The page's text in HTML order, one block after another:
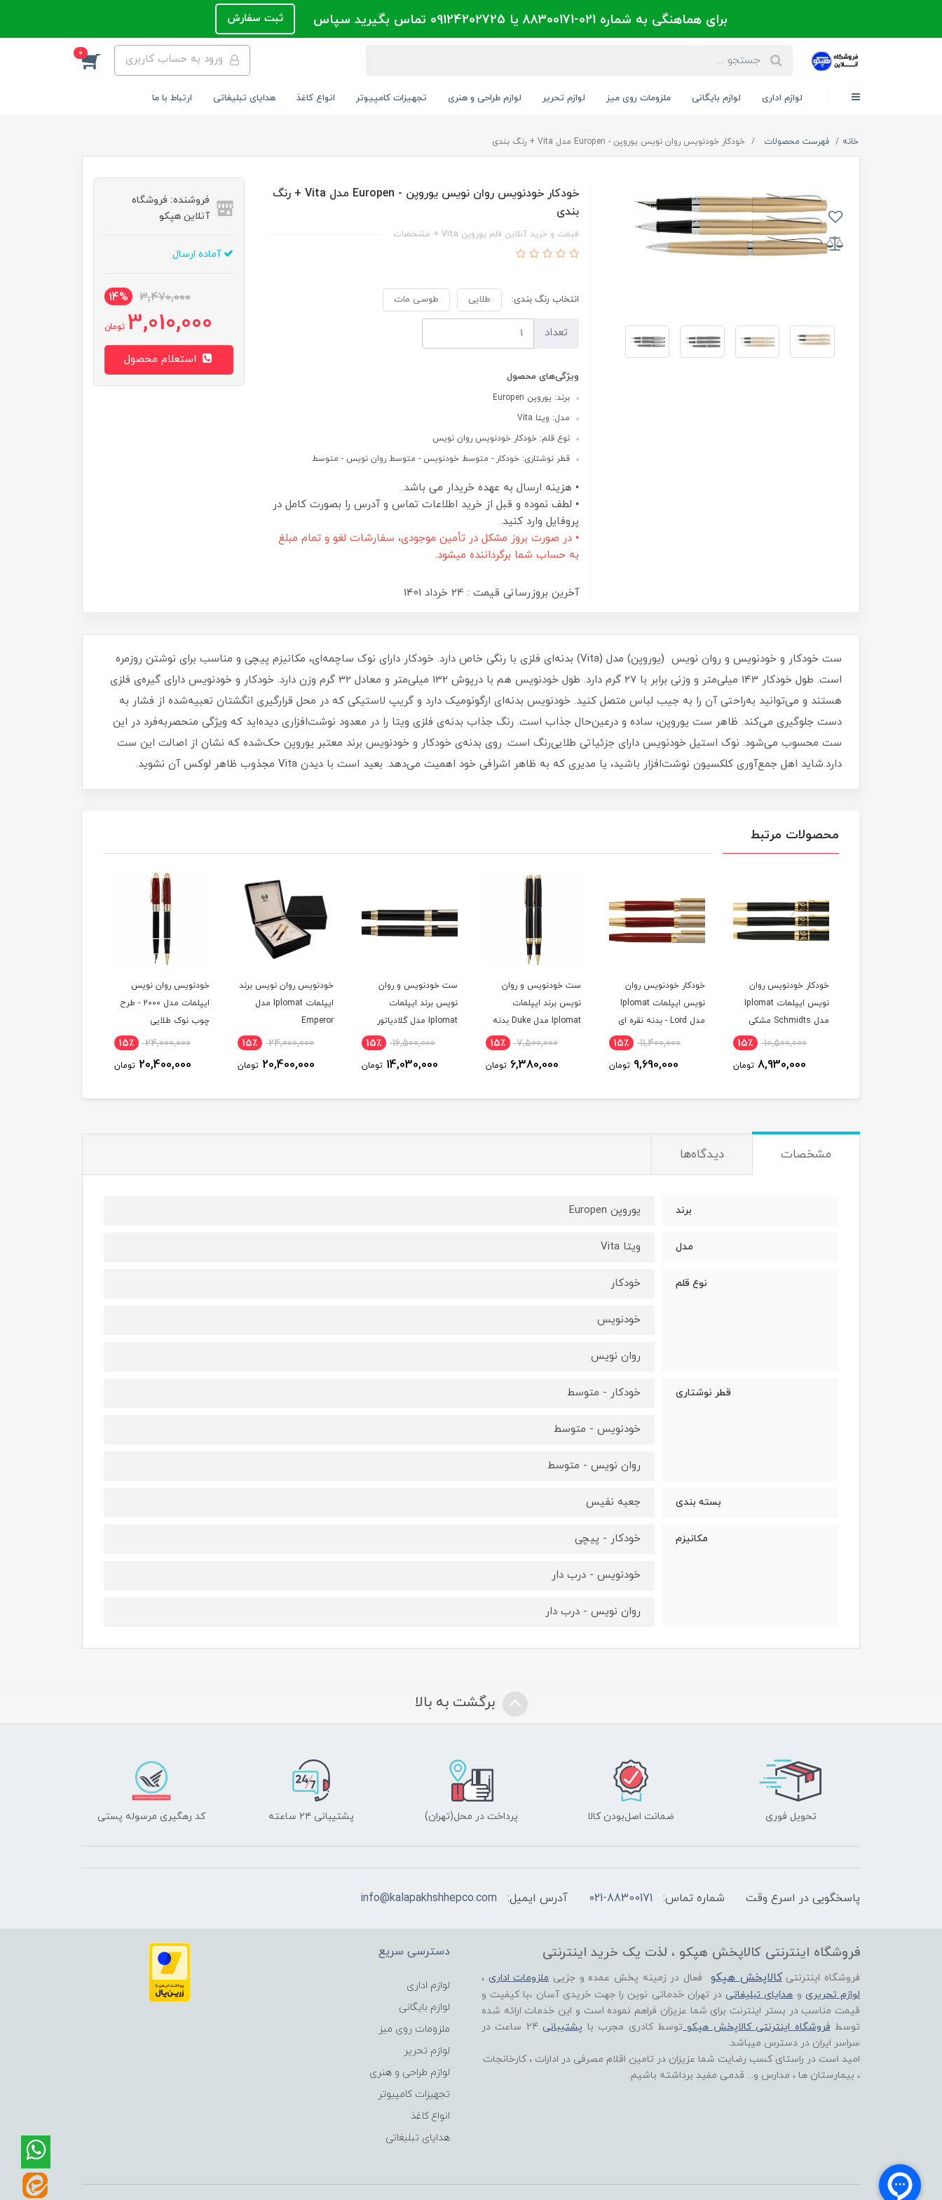
برای هماهنگی به شماره 021-88300171 یا 09124202725 تماس بگیرید سپاس ثبت سفارش
ورود به حساب کاربری 0
لوازم اداری لوازم بایگانی ملزومات روی میز لوازم تحریر لوازم طراحی و هنری تجهیزات کامپیوتر انواع کاغذ هدایای تبلیغاتی ارتباط با ما
خانه فهرست محصولات خودکار خودنویس روان نویس یوروپن - Europen مدل Vita + رنگ بندی
خودکار خودنویس روان نویس یوروپن - Europen مدل Vita + رنگ
بندی
قیمت و خرید آنلاین قلم یوروپن Vita + مشخصات
انتخاب رنگ بندی: طلایی طوسی مات
تعداد
ویژگی‌های محصول
برند: یوروپن Europen
مدل: ویتا Vita
نوع قلم: خودکار خودنویس روان نویس
قطر نوشتاری: خودکار - متوسط خودنویس - متوسط روان نویس - متوسط
• هزینه ارسال به عهده خریدار می باشد.
• لطف نموده و قبل از خرید اطلاعات تماس و آدرس را بصورت کامل در
پروفایل وارد کنید.
• در صورت بروز مشکل در تأمین موجودی، سفارشات لغو و تمام مبلغ
به حساب شما برگرداننده میشود.
آخرین بروزرسانی قیمت : 24 خرداد 1401
فروشنده: فروشگاه
آنلاین هپکو
آماده ارسال
3,470,000
14%
3,010,000 تومان
ست خودکار و خودنویس و روان نویس (یوروپن) مدل (Vita) بدنه‌ای فلزی با رنگی خاص دارد. خودکار دارای نوک ساچمه‌ای، مکانیزم پیچی و مناسب برای نوشتن روزمره
است. طول خودکار 143 میلی‌متر و وزنی برابر با 27 گرم دارد. طول خودنویس هم با درپوش 132 میلی‌متر و معادل 32 گرم وزن دارد. خودکار و خودنویس دارای گیره‌ی فلزی
هستند و می‌توانید به‌راحتی آن را به جیب لباس متصل کنید. خودنویس بدنه‌ای ارگونومیک دارد و گریپ لاستیکی که در محل قرارگیری انگشتان تعبیه‌شده از فشار به
دست جلوگیری می‌کند. ظاهر ست یوروپن، ساده و درعین‌حال جذاب است. رنگ جذاب بدنه‌ی فلزی ویتا را در معدود نوشت‌افزاری دیده‌اید که ویژگی منحصربه‌فرد در این
ست محسوب می‌شود. نوک استیل خودنویس دارای جزئیاتی طلایی‌رنگ است. روی بدنه‌ی خودکار و خودنویس برند معتبر یوروپن حک‌شده که نشان از اصالت این ست
دارد.شاید اهل جمع‌آوری کلکسیون نوشت‌افزار باشید، یا مدیری که به ظاهر اشرافی خود اهمیت می‌دهد. بعید است با دیدن Vita مجذوب ظاهر لوکس آن نشوید.
محصولات مرتبط
خودکار خودنویس روان
نویس ایپلمات Iplomat
مدل Lord - بدنه نقره ای
11,400,000 15٪
9,690,000 تومان
ست خودنویس و روان
نویس برند ایپلمات
Iplomat مدل Duke بدنه
مشکی گیره طلایی
7,500,000 15٪
6,380,000 تومان
ست خودنویس و روان
نویس برند ایپلمات
Iplomat مدل گلادیاتور
Gladiator بدنه مشکی
16,500,000 15٪
14,030,000 تومان
خودنویس روان نویس برند
ایپلمات Iplomat مدل
Emperor
24,000,000 15٪
20,400,000 تومان
خودنویس روان نویس
ایپلمات مدل 2000 - طرح
چوب نوک طلایی
24,000,000 15٪
20,400,000 تومان
خودنویس روان نویس برند
ایپلمات Iplomat مدل
2000 - صدفی نوک طلایی
37,500,000 15٪
31,880,000 تومان
مشخصات دیدگاه‌ها
برند یوروپن Europen
مدل ویتا Vita
نوع قلم خودکار
خودنویس
روان نویس
قطر نوشتاری خودکار - متوسط
خودنویس - متوسط
روان نویس - متوسط
بسته بندی جعبه نفیس
مکانیزم خودکار - پیچی
خودنویس - درب دار
روان نویس - درب دار
برگشت به بالا
تحویل فوری ضمانت اصل‌بودن کالا پرداخت در محل(تهران) پشتیبانی ۲۴ ساعته کد رهگیری مرسوله پستی
پاسخگویی در اسرع وقت شماره تماس: 021-88300171 آدرس ایمیل: info@kalapakhshhepco.com
فروشگاه اینترنتی کالاپخش هپکو ، لذت یک خرید اینترنتی
فروشگاه اینترنتی کالاپخش هپکو فعال در زمینه پخش عمده و جزییملزومات اداری ،
لوازم تحریری وهدایای تبلیغاتیدر تهران خدماتی نوین را جهت خریدی آسان ،با کیفیت و
قیمت مناسب در بستر اینترنت برای شما عزیزان فراهم نموده است و این خدمات ارائه شده
توسطفروشگاه اینترنتی کالاپخش هپکو توسط کادری مجرب با پشتیبانی
24 ساعت در
سراسر ایران در دسترس میباشد.
امید است در راستای کسب رضایت شما عزیزان در تامین اقلام مصرفی در ادارات ، کارخانجات
، بیمارستان ها ، مدارس و... قدمی مفید برداشته باشیم.
دسترسی سریع
لوازم اداری
لوازم بایگانی
ملزومات روی میز
لوازم تحریر
لوازم طراحی و هنری
تجهیزات کامپیوتر
انواع کاغذ
هدایای تبلیغاتی